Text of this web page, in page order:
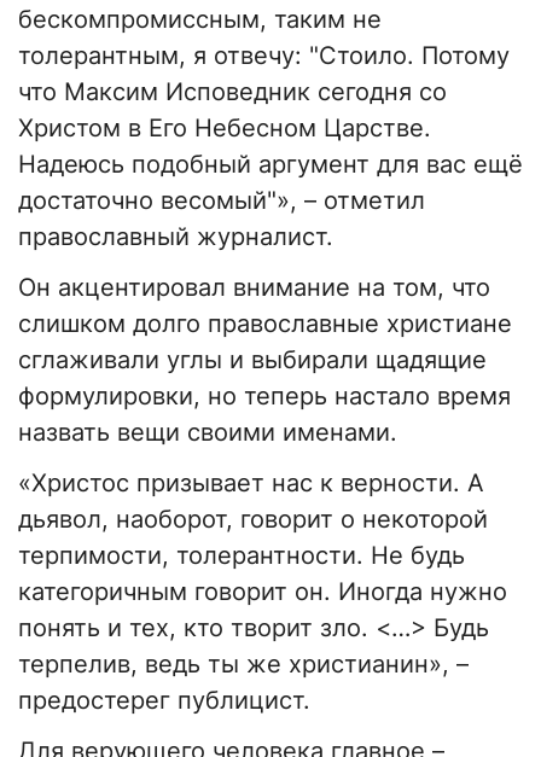
бескомпромиссным, таким не
толерантным, я отвечу: "Стоило. Потому
что Максим Исповедник сегодня со
Христом в Его Небесном Царстве.
Надеюсь подобный аргумент для вас ещё
достаточно весомый"», – отметил
православный журналист.
Он акцентировал внимание на том, что
слишком долго православные христиане
сглаживали углы и выбирали щадящие
формулировки, но теперь настало время
назвать вещи своими именами.
«Христос призывает нас к верности. А
дьявол, наоборот, говорит о некоторой
терпимости, толерантности. Не будь
категоричным говорит он. Иногда нужно
понять и тех, кто творит зло. <…> Будь
терпелив, ведь ты же христианин», –
предостерег публицист.